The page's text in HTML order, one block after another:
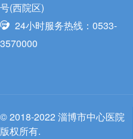
号(西院区)
24小时服务热线：0533-
3570000
© 2018-2022 淄博市中心医院
版权所有.